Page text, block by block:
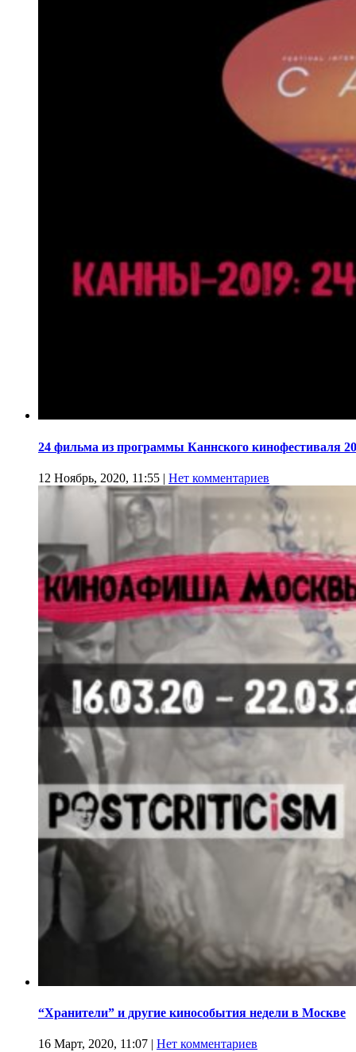
24 фильма из программы Каннского кинофестиваля
12 Ноябрь, 2020, 11:55 | Нет комментариев
“Хранители” и другие кинособытия недели в Москве
16 Март, 2020, 11:07 | Нет комментариев